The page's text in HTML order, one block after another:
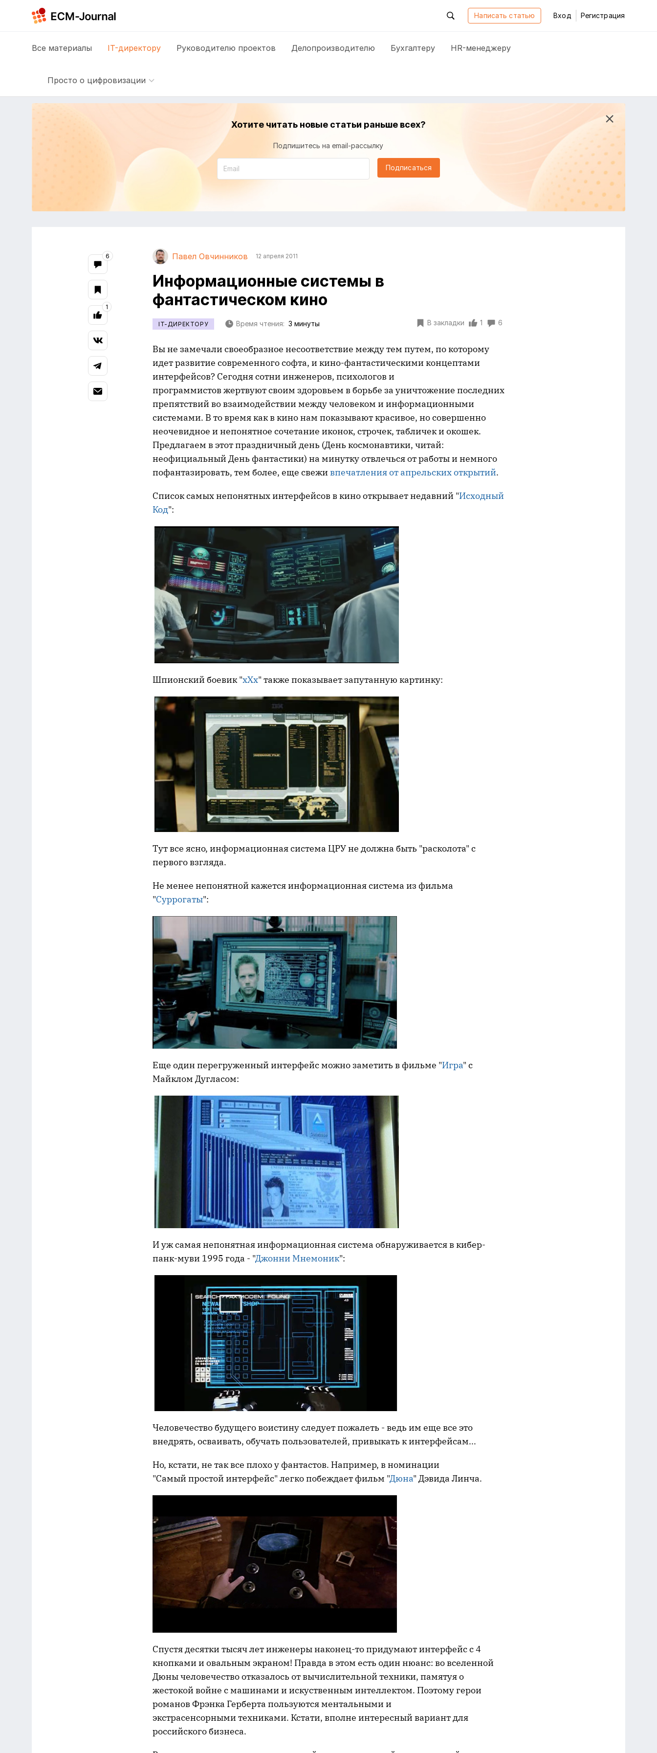
Написать статью Вход Регистрация
Все материалы IT-директору Руководителю проектов Делопроизводителю Бухгалтеру HR-менеджеру
Просто о цифровизации
Хотите читать новые статьи раньше всех?
Подпишитесь на email-рассылку
Подписаться
Павел Овчинников 12 апреля 2011
Информационные системы в
фантастическом кино
IT-ДИРЕКТОРУ Время чтения: 3 минуты В закладки 1 6
Вы не замечали своеобразное несоответствие между тем путем, по которому
идет развитие современного софта, и кино-фантастическими концептами
интерфейсов? Сегодня сотни инженеров, психологов и
программистов жертвуют своим здоровьем в борьбе за уничтожение последних
препятствий во взаимодействии между человеком и информационными
системами. В то время как в кино нам показывают красивое, но совершенно
неочевидное и непонятное сочетание иконок, строчек, табличек и окошек.
Предлагаем в этот праздничный день (День космонавтики, читай:
неофициальный День фантастики) на минутку отвлечься от работы и немного
пофантазировать, тем более, еще свежи впечатления от апрельских открытий.
Список самых непонятных интерфейсов в кино открывает недавний "Исходный
Код":
Шпионский боевик "xXx" также показывает запутанную картинку:
Тут все ясно, информационная система ЦРУ не должна быть "расколота" с
первого взгляда.
Не менее непонятной кажется информационная система из фильма
"Суррогаты":
Еще один перегруженный интерфейс можно заметить в фильме "Игра" с
Майклом Дугласом:
И уж самая непонятная информационная система обнаруживается в кибер-
панк-муви 1995 года - "Джонни Мнемоник":
Человечество будущего воистину следует пожалеть - ведь им еще все это
внедрять, осваивать, обучать пользователей, привыкать к интерфейсам...
Но, кстати, не так все плохо у фантастов. Например, в номинации
"Самый простой интерфейс" легко побеждает фильм "Дюна" Дэвида Линча.
Спустя десятки тысяч лет инженеры наконец-то придумают интерфейс с 4
кнопками и овальным экраном! Правда в этом есть один нюанс: во вселенной
Дюны человечество отказалось от вычислительной техники, памятуя о
жестокой войне с машинами и искуственным интеллектом. Поэтому герои
романов Фрэнка Герберта пользуются ментальными и
экстрасенсорными техниками. Кстати, вполне интересный вариант для
российского бизнеса.
6
1